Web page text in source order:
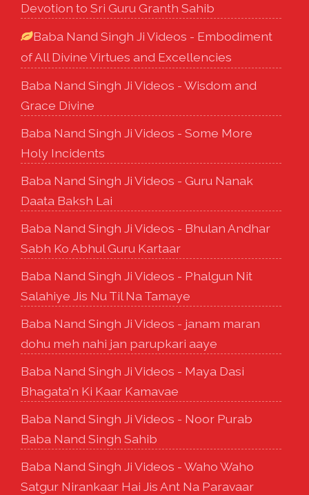
Devotion to Sri Guru Granth Sahib
Baba Nand Singh Ji Videos - Embodiment
of All Divine Virtues and Excellencies
Baba Nand Singh Ji Videos - Wisdom and
Grace Divine
Baba Nand Singh Ji Videos - Some More
Holy Incidents
Baba Nand Singh Ji Videos - Guru Nanak
Daata Baksh Lai
Baba Nand Singh Ji Videos - Bhulan Andhar
Sabh Ko Abhul Guru Kartaar
Baba Nand Singh Ji Videos - Phalgun Nit
Salahiye Jis Nu Til Na Tamaye
Baba Nand Singh Ji Videos - janam maran
dohu meh nahi jan parupkari aaye
Baba Nand Singh Ji Videos - Maya Dasi
Bhagata'n Ki Kaar Kamavae
Baba Nand Singh Ji Videos - Noor Purab
Baba Nand Singh Sahib
Baba Nand Singh Ji Videos - Waho Waho
Satgur Nirankaar Hai Jis Ant Na Paravaar